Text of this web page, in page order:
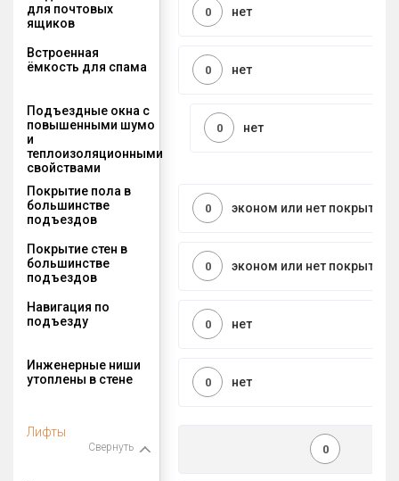
для почтовых
ящиков
нет
0
Встроенная
ёмкость для спама
нет
0
Подъездные окна с
повышенными шумо
и
теплоизоляционными
свойствами
нет
0
Покрытие пола в
большинстве
подъездов
эконом или нет покрытия
0
Покрытие стен в
большинстве
подъездов
эконом или нет покрытия
0
Навигация по
подъезду
нет
0
Инженерные ниши
утоплены в стене
нет
0
Лифты
Свернуть 0